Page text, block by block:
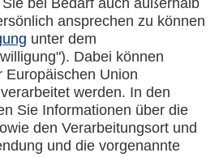
widerrufen